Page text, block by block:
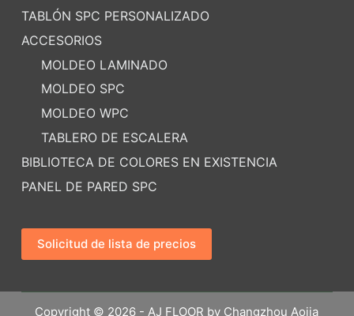
TABLÓN SPC PERSONALIZADO
ACCESORIOS
MOLDEO LAMINADO
MOLDEO SPC
MOLDEO WPC
TABLERO DE ESCALERA
BIBLIOTECA DE COLORES EN EXISTENCIA
PANEL DE PARED SPC
Solicitud de lista de precios
Copyright © 2026 - AJ FLOOR by Changzhou Aojia